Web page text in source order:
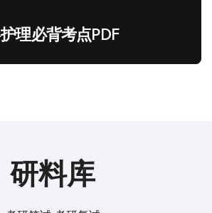
理必背考点PDF
研料库